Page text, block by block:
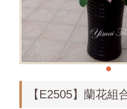
【E2505】蘭花組